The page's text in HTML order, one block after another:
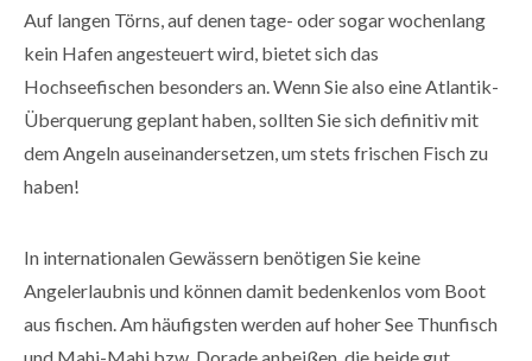
Auf langen Törns, auf denen tage- oder sogar wochenlang
kein Hafen angesteuert wird, bietet sich das
Hochseefischen besonders an. Wenn Sie also eine Atlantik-
Überquerung geplant haben, sollten Sie sich definitiv mit
dem Angeln auseinandersetzen, um stets frischen Fisch zu
haben!
In internationalen Gewässern benötigen Sie keine
Angelerlaubnis und können damit bedenkenlos vom Boot
aus fischen. Am häufigsten werden auf hoher See Thunfisch
und Mahi-Mahi bzw. Dorade anbeißen, die beide gut